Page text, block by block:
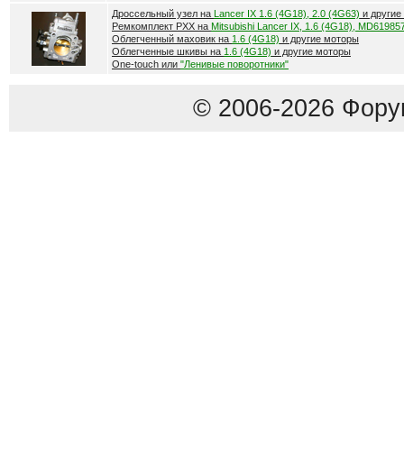
Дроссельный узел на Lancer IX 1.6 (4G18), 2.0 (4G63) и
Ремкомплект РХХ на Mitsubishi Lancer IX, 1.6 (4G18),
Облегченный маховик на 1.6 (4G18) и другие моторы
Облегченные шкивы на 1.6 (4G18) и другие моторы
One-touch или "Ленивые поворотники"
© 2006-2026